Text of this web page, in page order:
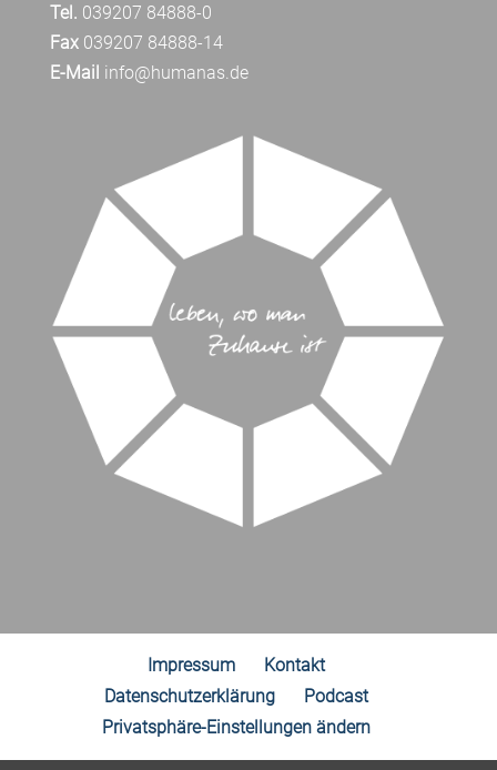
Tel. 039207 84888-0
Fax039207 84888-14
E-Mail info@humanas.de
Impressum
Kontakt
Datenschutzerklärung
Podcast
Privatsphäre-Einstellungen ändern